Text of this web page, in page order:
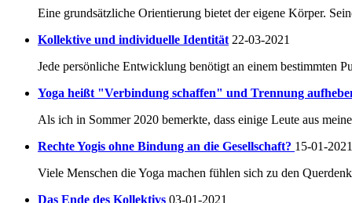
Eine grundsätzliche Orientierung bietet der eigene Körper.
Kollektive und individuelle Identität 22-03-2021
Jede persönliche Entwicklung benötigt an einem bestimmten
Yoga heißt "Verbindung schaffen" und Trennung
Als ich in Sommer 2020 bemerkte, dass einige Leute aus
Rechte Yogis ohne Bindung an die Gesellschaft? 15-01-2021
Viele Menschen die Yoga machen fühlen sich zu den
Das Ende des Kollektivs 03-01-2021